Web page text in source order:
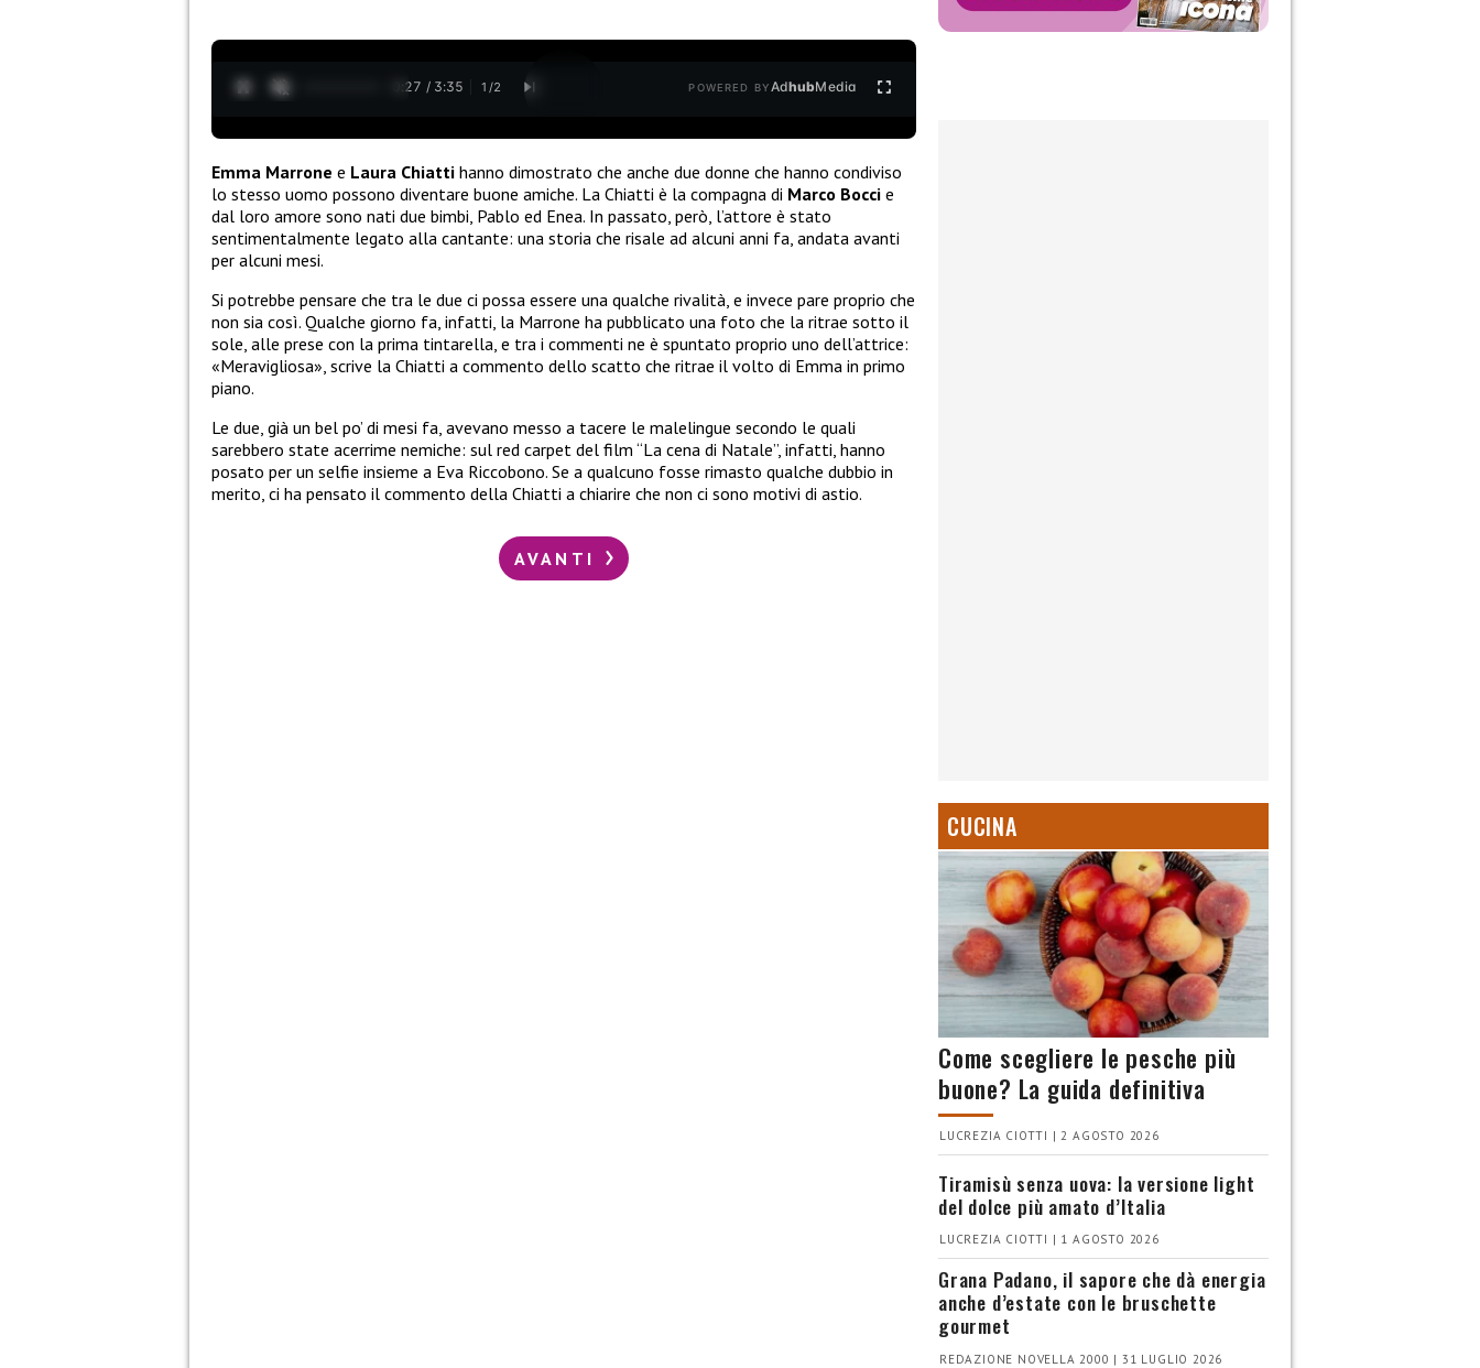
0:28 / 3:35 1 /2 POWERED BYAdhubMedia
Emma Marrone e Laura Chiatti hanno dimostrato che anche due donne che hanno condiviso
lo stesso uomo possono diventare buone amiche. La Chiatti è la compagna di Marco Bocci e
dal loro amore sono nati due bimbi, Pablo ed Enea. In passato, però, l’attore è stato
sentimentalmente legato alla cantante: una storia che risale ad alcuni anni fa, andata avanti
per alcuni mesi.
Si potrebbe pensare che tra le due ci possa essere una qualche rivalità, e invece pare proprio che
non sia così. Qualche giorno fa, infatti, la Marrone ha pubblicato una foto che la ritrae sotto il
sole, alle prese con la prima tintarella, e tra i commenti ne è spuntato proprio uno dell’attrice:
«Meravigliosa», scrive la Chiatti a commento dello scatto che ritrae il volto di Emma in primo
piano.
Le due, già un bel po’ di mesi fa, avevano messo a tacere le malelingue secondo le quali
sarebbero state acerrime nemiche: sul red carpet del film “La cena di Natale”, infatti, hanno
posato per un selfie insieme a Eva Riccobono. Se a qualcuno fosse rimasto qualche dubbio in
merito, ci ha pensato il commento della Chiatti a chiarire che non ci sono motivi di astio.
AVANTI
CUCINA
Come scegliere le pesche più
buone? La guida definitiva
LUCREZIA CIOTTI | 2 AGOSTO 2026
Tiramisù senza uova: la versione light
del dolce più amato d’Italia
LUCREZIA CIOTTI | 1 AGOSTO 2026
Grana Padano, il sapore che dà energia
anche d’estate con le bruschette
gourmet
REDAZIONE NOVELLA 2000 | 31 LUGLIO 2026